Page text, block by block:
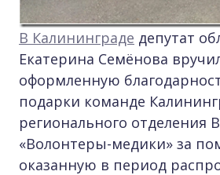
В Калининграде депутат
Екатерина Семёнова
оформленную
подарки команде
регионального отделения
«Волонтеры-медики» за
оказанную в период